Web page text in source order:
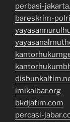
perbasi-
bareskrim-
imikalbar.org
bkdjatim.com
percasi-